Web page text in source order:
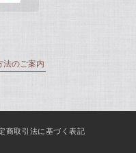
法のご案内
商取引法に基づく表記